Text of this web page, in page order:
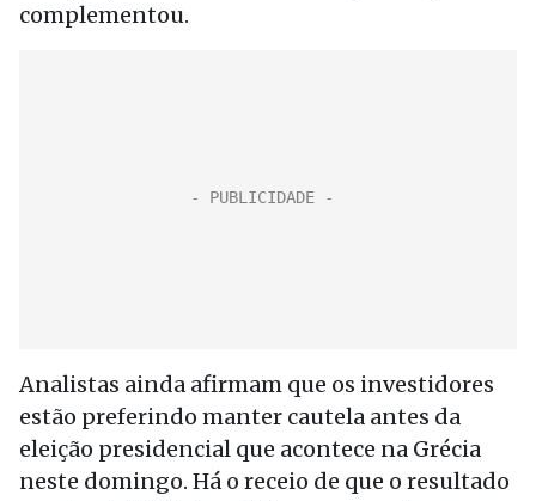
complementou.
Analistas ainda afirmam que os investidores
estão preferindo manter cautela antes da
eleição presidencial que acontece na Grécia
neste domingo. Há o receio de que o resultado